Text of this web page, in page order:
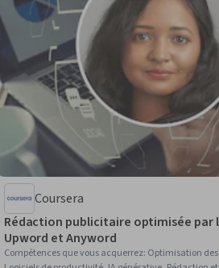
Coursera
Rédaction publicitaire optimisée par
Upword et Anyword
Compétences que vous acquerrez: Optimisation